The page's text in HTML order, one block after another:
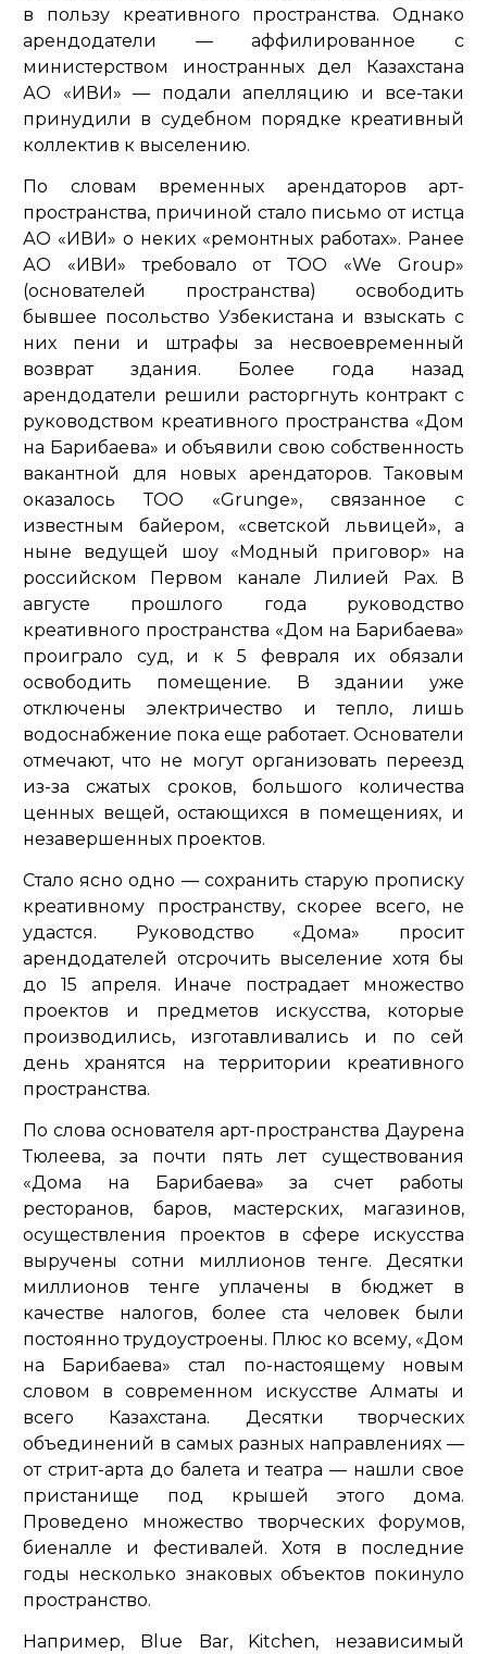
в пользу креативного пространства. Однако
арендодатели — аффилированное с
министерством иностранных дел Казахстана
АО «ИВИ» — подали апелляцию и все-таки
принудили в судебном порядке креативный
коллектив к выселению.
По словам временных арендаторов арт-
пространства, причиной стало письмо от истца
АО «ИВИ» о неких «ремонтных работах». Ранее
АО «ИВИ» требовало от ТОО «We Group»
(основателей пространства) освободить
бывшее посольство Узбекистана и взыскать с
них пени и штрафы за несвоевременный
возврат здания. Более года назад
арендодатели решили расторгнуть контракт с
руководством креативного пространства «Дом
на Барибаева» и объявили свою собственность
вакантной для новых арендаторов. Таковым
оказалось ТОО «Grunge», связанное с
известным байером, «светской львицей», а
ныне ведущей шоу «Модный приговор» на
российском Первом канале Лилией Рах. В
августе прошлого года руководство
креативного пространства «Дом на Барибаева»
проиграло суд, и к 5 февраля их обязали
освободить помещение. В здании уже
отключены электричество и тепло, лишь
водоснабжение пока еще работает. Основатели
отмечают, что не могут организовать переезд
из-за сжатых сроков, большого количества
ценных вещей, остающихся в помещениях, и
незавершенных проектов.
Стало ясно одно — сохранить старую прописку
креативному пространству, скорее всего, не
удастся. Руководство «Дома» просит
арендодателей отсрочить выселение хотя бы
до 15 апреля. Иначе пострадает множество
проектов и предметов искусства, которые
производились, изготавливались и по сей
день хранятся на территории креативного
пространства.
По слова основателя арт-пространства Даурена
Тюлеева, за почти пять лет существования
«Дома на Барибаева» за счет работы
ресторанов, баров, мастерских, магазинов,
осуществления проектов в сфере искусства
выручены сотни миллионов тенге. Десятки
миллионов тенге уплачены в бюджет в
качестве налогов, более ста человек были
постоянно трудоустроены. Плюс ко всему, «Дом
на Барибаева» стал по-настоящему новым
словом в современном искусстве Алматы и
всего Казахстана. Десятки творческих
объединений в самых разных направлениях —
от стрит-арта до балета и театра — нашли свое
пристанище под крышей этого дома.
Проведено множество творческих форумов,
биеналле и фестивалей. Хотя в последние
годы несколько знаковых объектов покинуло
пространство.
Например, Blue Bar, Kitchen, независимый